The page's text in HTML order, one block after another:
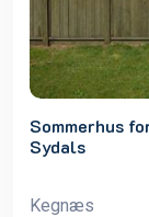
Sommerhus
Sydals
Kegnæs